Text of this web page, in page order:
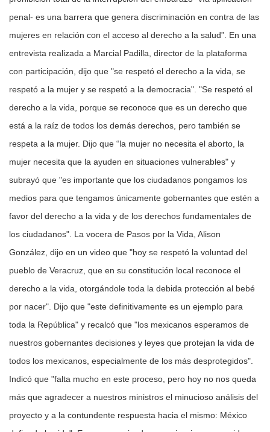
penal- es una barrera que genera discriminación en contra de las
mujeres en relación con el acceso al derecho a la salud”. En una
entrevista realizada a Marcial Padilla, director de la plataforma
con participación, dijo que "se respetó el derecho a la vida, se
respetó a la mujer y se respetó a la democracia". "Se respetó el
derecho a la vida, porque se reconoce que es un derecho que
está a la raíz de todos los demás derechos, pero también se
respeta a la mujer. Dijo que “la mujer no necesita el aborto, la
mujer necesita que la ayuden en situaciones vulnerables" y
subrayó que "es importante que los ciudadanos pongamos los
medios para que tengamos únicamente gobernantes que estén a
favor del derecho a la vida y de los derechos fundamentales de
los ciudadanos". La vocera de Pasos por la Vida, Alison
González, dijo en un video que "hoy se respetó la voluntad del
pueblo de Veracruz, que en su constitución local reconoce el
derecho a la vida, otorgándole toda la debida protección al bebé
por nacer". Dijo que "este definitivamente es un ejemplo para
toda la República" y recalcó que "los mexicanos esperamos de
nuestros gobernantes decisiones y leyes que protejan la vida de
todos los mexicanos, especialmente de los más desprotegidos".
Indicó que "falta mucho en este proceso, pero hoy no nos queda
más que agradecer a nuestros ministros el minucioso análisis del
proyecto y a la contundente respuesta hacia el mismo: México